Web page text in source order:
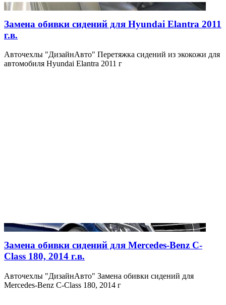
Замена обивки сидений для Hyundai Elantra 2011
г.в.
Авточехлы "ДизайнАвто" Перетяжка сидений из экокожи для
автомобиля Hyundai Elantra 2011 г
Замена обивки сидений для Mercedes-Benz C-
Class 180, 2014 г.в.
Авточехлы "ДизайнАвто" Замена обивки сидений для
Mercedes-Benz C-Class 180, 2014 г